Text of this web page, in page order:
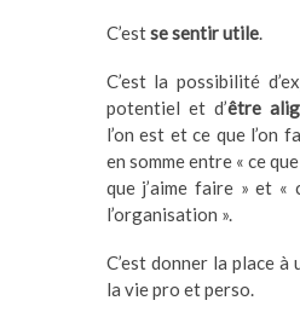
C’estse sentir utile.
C’est la possibilité
potentiel et d’être
l’on est et ce que l’on
en somme entre « ce que
que j’aime faire » et
l’organisation ».
C’est donner la place à
la vie pro et perso.